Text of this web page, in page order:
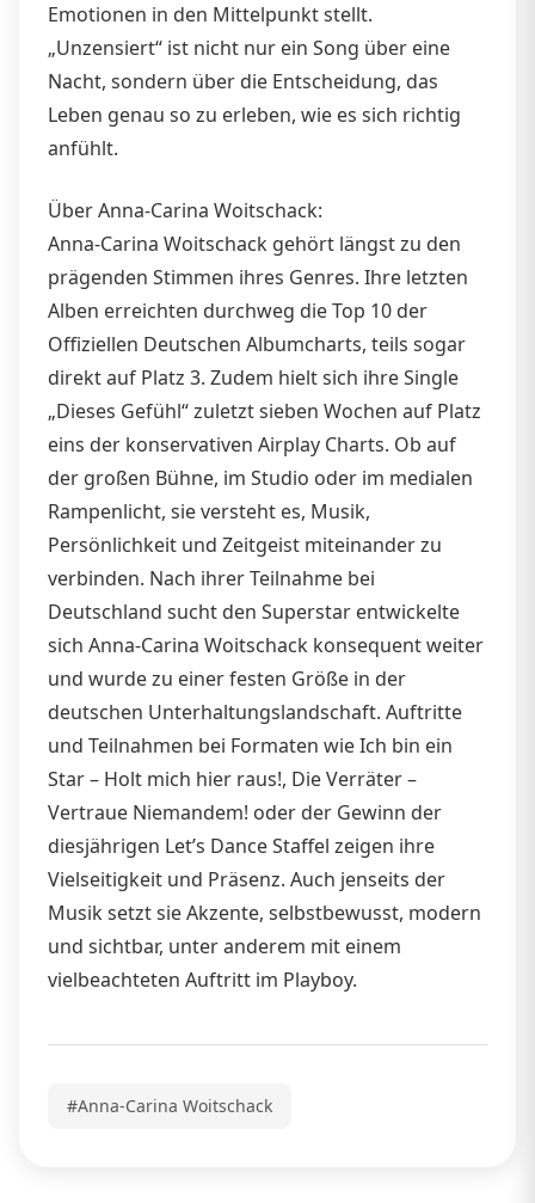
Emotionen in den Mittelpunkt stellt.
„Unzensiert“ ist nicht nur ein Song über eine
Nacht, sondern über die Entscheidung, das
Leben genau so zu erleben, wie es sich richtig
anfühlt.
Über Anna-Carina Woitschack:
Anna-Carina Woitschack gehört längst zu den
prägenden Stimmen ihres Genres. Ihre letzten
Alben erreichten durchweg die Top 10 der
Offiziellen Deutschen Albumcharts, teils sogar
direkt auf Platz 3. Zudem hielt sich ihre Single
„Dieses Gefühl“ zuletzt sieben Wochen auf Platz
eins der konservativen Airplay Charts. Ob auf
der großen Bühne, im Studio oder im medialen
Rampenlicht, sie versteht es, Musik,
Persönlichkeit und Zeitgeist miteinander zu
verbinden. Nach ihrer Teilnahme bei
Deutschland sucht den Superstar entwickelte
sich Anna-Carina Woitschack konsequent weiter
und wurde zu einer festen Größe in der
deutschen Unterhaltungslandschaft. Auftritte
und Teilnahmen bei Formaten wie Ich bin ein
Star – Holt mich hier raus!, Die Verräter –
Vertraue Niemandem! oder der Gewinn der
diesjährigen Let’s Dance Staffel zeigen ihre
Vielseitigkeit und Präsenz. Auch jenseits der
Musik setzt sie Akzente, selbstbewusst, modern
und sichtbar, unter anderem mit einem
vielbeachteten Auftritt im Playboy.
#Anna-Carina Woitschack